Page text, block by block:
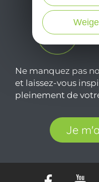
Ne manquez pas
et laissez-vous
pleinement de
Je